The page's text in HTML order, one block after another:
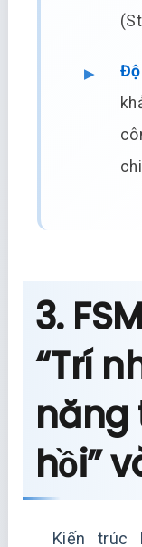
3.
“Trí
năng
hồi”
Kiến trúc